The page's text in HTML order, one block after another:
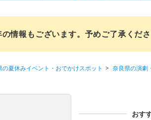
情報もございます。予めご了承くださ
の夏休みイベント・おでかけスポット
奈良県の演劇
おす